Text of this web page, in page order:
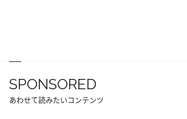
SPONSORED
あわせて読みたいコンテンツ